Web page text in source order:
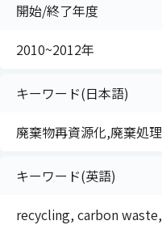
開始/終了年度
2010~2012年
キーワード(日本語)
廃棄物再資源化,廃棄処
キーワード(英語)
recycling, carbon